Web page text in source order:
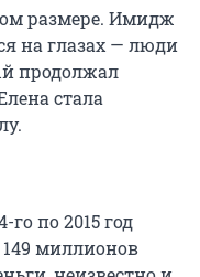
размере. Имидж
на глазах — люди
продолжал
стала
го по 2015 год
миллионов